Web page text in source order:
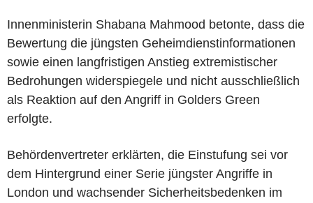
Innenministerin Shabana Mahmood betonte, dass die
Bewertung die jüngsten Geheimdienstinformationen
sowie einen langfristigen Anstieg extremistischer
Bedrohungen widerspiegele und nicht ausschließlich
als Reaktion auf den Angriff in Golders Green
erfolgte.
Behördenvertreter erklärten, die Einstufung sei vor
dem Hintergrund einer Serie jüngster Angriffe in
London und wachsender Sicherheitsbedenken im